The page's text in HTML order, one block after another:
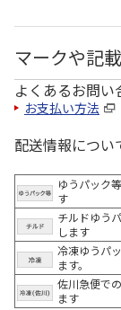
マークや記
よくあるお問い
お支払い方法
配送情報につい
ゆうパック
す
チルドゆう
します
冷凍ゆうパ
ます。
佐川急便で
ます